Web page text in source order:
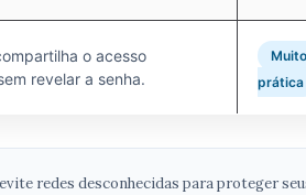
o acesso
revelar a senha.
Muito
prática
redes desconhecidas para proteger